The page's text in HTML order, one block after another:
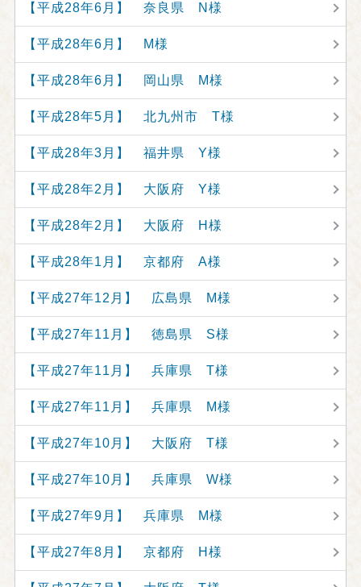
【平成28年6月】 奈良県 N様
【平成28年6月】 M様
【平成28年6月】 岡山県 M様
【平成28年5月】 北九州市 T様
【平成28年3月】 福井県 Y様
【平成28年2月】 大阪府 Y様
【平成28年2月】 大阪府 H様
【平成28年1月】 京都府 A様
【平成27年12月】 広島県 M様
【平成27年11月】 徳島県 S様
【平成27年11月】 兵庫県 T様
【平成27年11月】 兵庫県 M様
【平成27年10月】 大阪府 T様
【平成27年10月】 兵庫県 W様
【平成27年9月】 兵庫県 M様
【平成27年8月】 京都府 H様